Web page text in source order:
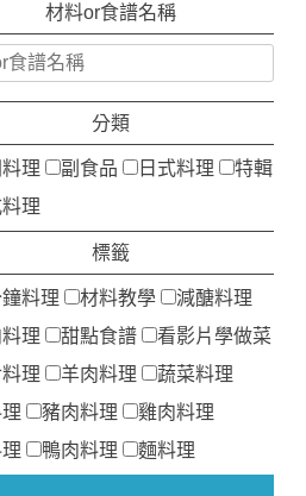
材料or食譜名稱
分類
理 副食品 日式料理
特輯
理
標籤
料理 材料教學
減醣料理
理
甜點食譜
看影片學做菜
理
羊肉料理
蔬菜料理
豬肉料理
雞肉料理
鴨肉料理 麵料理